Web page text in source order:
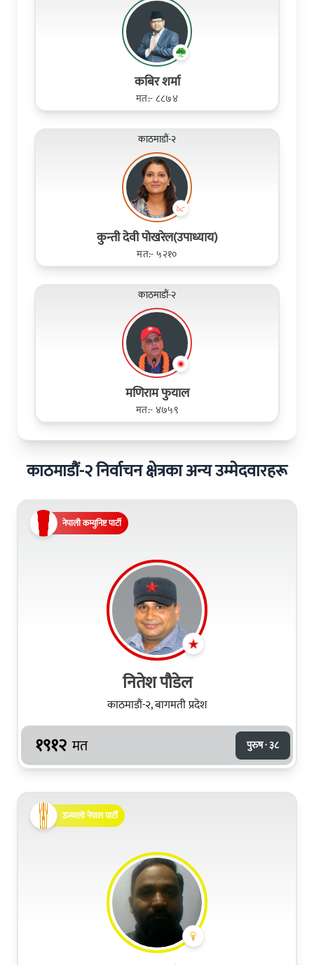
कबिर शर्मा
मत:- ८८७४
काठमाडौं-२
कुन्ती देवी पोखरेल(उपाध्याय)
मत:- ५२१०
काठमाडौं-२
मणिराम फुयाल
मत:- ४७५९
काठमाडौं-२ निर्वाचन क्षेत्रका अन्य उम्मेदवारहरू
नेपाली कम्युनिष्ट पार्टी
नितेश पौडेल
काठमाडौं-२, बागमती प्रदेश
१९१२ मत पुरुष · ३८
उज्यालो नेपाल पार्टी